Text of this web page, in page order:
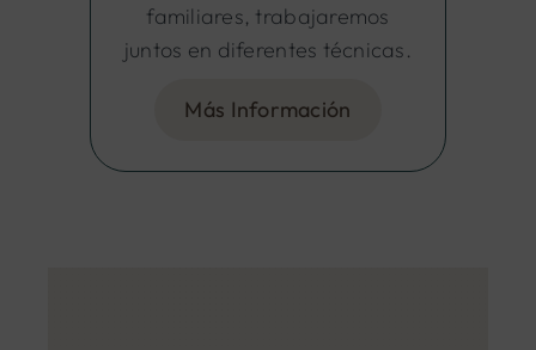
familiares, trabajaremos
juntos en diferentes técnicas.
Más Información